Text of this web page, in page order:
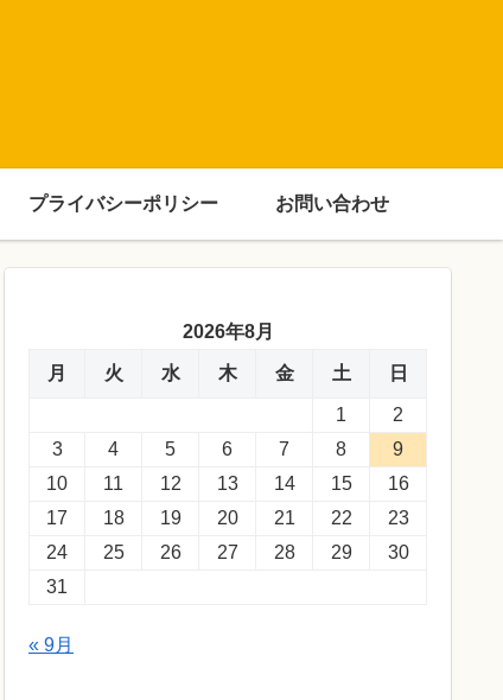
プライバシーポリシー お問い合わせ
2026年8月
月 火 水 木 金 土 日
1
2
3
4 5 6 7 8
9
10
11 12 13 14 15
16
17
18 19 20 21 22
23
24
25 26 27 28 29
30
31
« 9月